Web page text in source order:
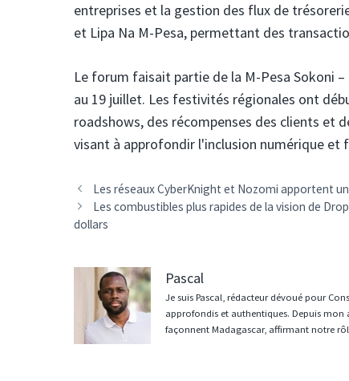
entreprises et la gestion des flux de
et Lipa Na M-Pesa, permettant des
Le forum faisait partie de la M-Pesa Sokoni
au 19 juillet. Les festivités régionales ont
roadshows, des récompenses des clients et
visant à approfondir l'inclusion numérique et
Navigation
des
articles
Les réseaux CyberKnight et Nozomi apportent
Les combustibles plus rapides de la vision de
dollars
Pascal
Je suis Pascal, rédacteur dévoué pour
approfondis et authentiques. Depuis mon
façonnent Madagascar, affirmant notre